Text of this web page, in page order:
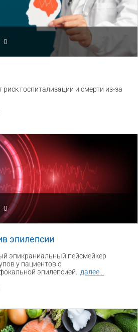
0
госпитализации и смерти из-за
0
эпилепсии
эпикраниальный пейсмейкер
у пациентов с
эпилепсией.
далее